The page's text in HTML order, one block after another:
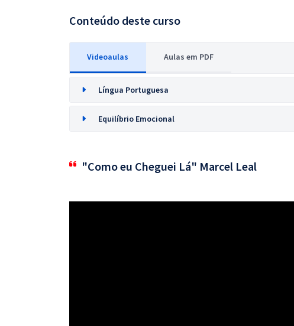
Conteúdo deste curso
Videoaulas Aulas em PDF
Língua Portuguesa
Equilíbrio Emocional
"Como eu Cheguei Lá" Marcel Leal